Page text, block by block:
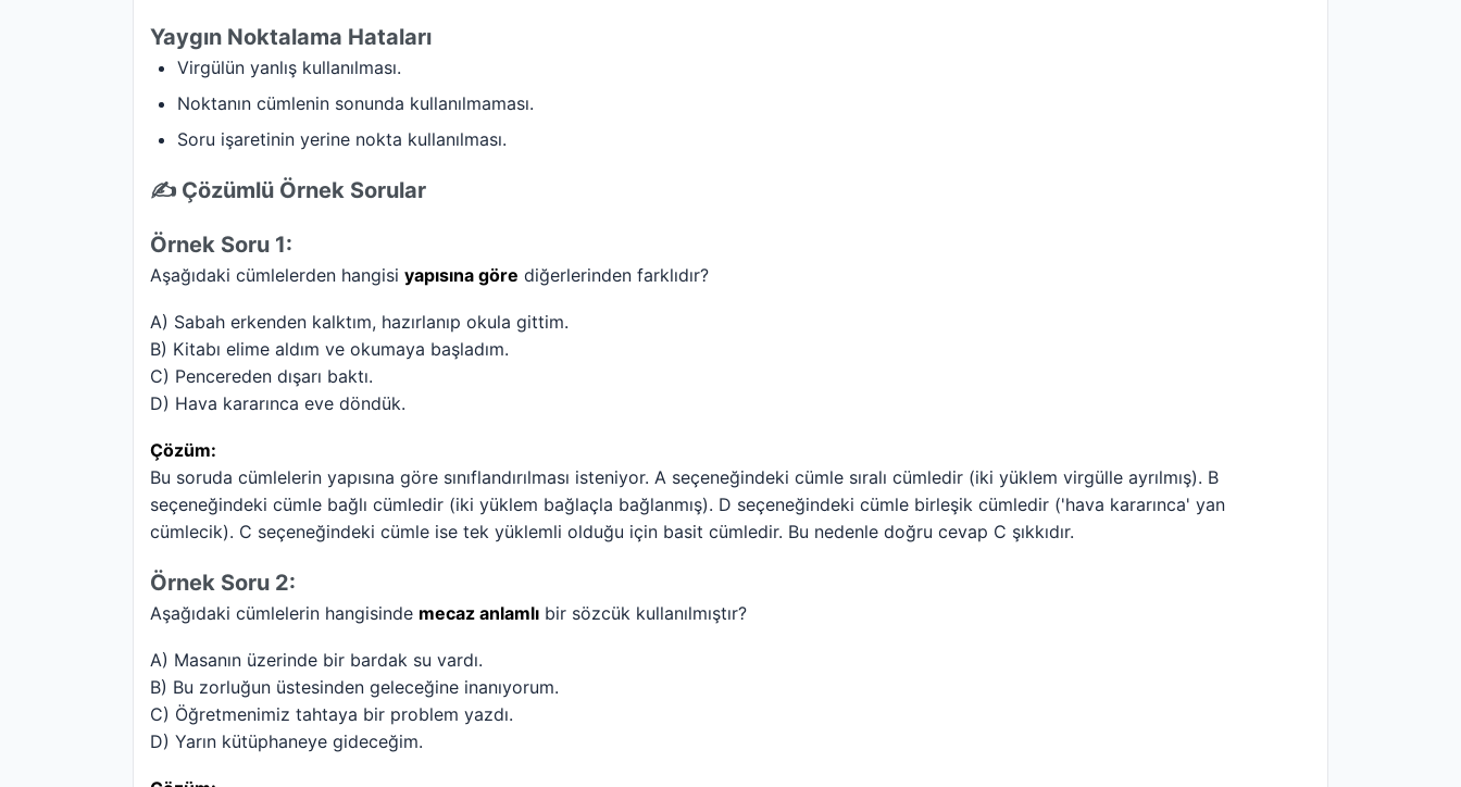
Yaygın Noktalama Hataları
Virgülün yanlış kullanılması.
Noktanın cümlenin sonunda kullanılmaması.
Soru işaretinin yerine nokta kullanılması.
✍️ Çözümlü Örnek Sorular
Örnek Soru 1:
Aşağıdaki cümlelerden hangisi yapısına göre diğerlerinden farklıdır?
A) Sabah erkenden kalktım, hazırlanıp okula gittim.
B) Kitabı elime aldım ve okumaya başladım.
C) Pencereden dışarı baktı.
D) Hava kararınca eve döndük.
Çözüm:
Bu soruda cümlelerin yapısına göre sınıflandırılması isteniyor. A seçeneğindeki cümle sıralı cümledir (iki yüklem virgülle ayrılmış). B
seçeneğindeki cümle bağlı cümledir (iki yüklem bağlaçla bağlanmış). D seçeneğindeki cümle birleşik cümledir ('hava kararınca' yan
cümlecik). C seçeneğindeki cümle ise tek yüklemli olduğu için basit cümledir. Bu nedenle doğru cevap C şıkkıdır.
Örnek Soru 2:
Aşağıdaki cümlelerin hangisinde mecaz anlamlı bir sözcük kullanılmıştır?
A) Masanın üzerinde bir bardak su vardı.
B) Bu zorluğun üstesinden geleceğine inanıyorum.
C) Öğretmenimiz tahtaya bir problem yazdı.
D) Yarın kütüphaneye gideceğim.